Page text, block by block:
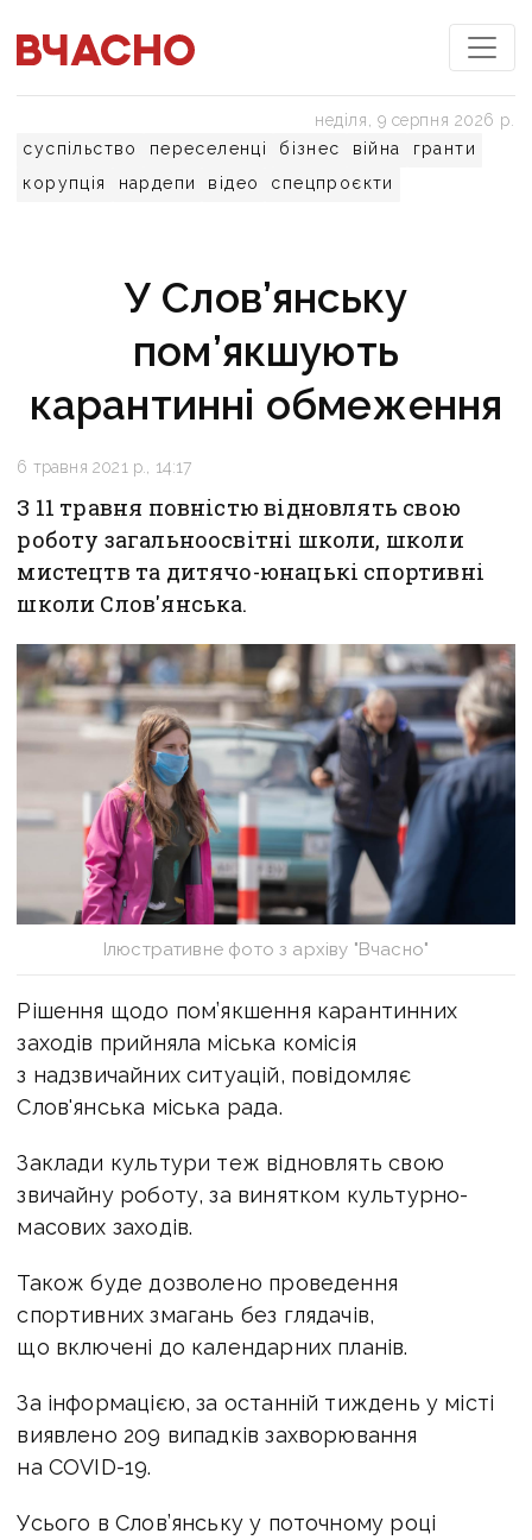
суспільство переселенці бізнес війна
гранти
корупція
нардепи відео спецпроєкти
неділя, 9 серпня 2026 р.
У Слов’янську
пом’якшують
карантинні обмеження
6 травня 2021 р., 14:17
З 11 травня повністю відновлять свою
роботу загальноосвітні школи, школи
мистецтв та дитячо-юнацькі спортивні
школи Слов'янська.
Ілюстративне фото з архіву "Вчасно"
Рішення щодо пом’якшення карантинних
заходів прийняла міська комісія
з надзвичайних ситуацій, повідомляє
Слов'янська міська рада.
Заклади культури теж відновлять свою
звичайну роботу, за винятком культурно-
масових заходів.
Також буде дозволено проведення
спортивних змагань без глядачів,
що включені до календарних планів.
За інформацією, за останній тиждень у місті
виявлено 209 випадків захворювання
на COVID-19.
Усього в Слов’янську у поточному році